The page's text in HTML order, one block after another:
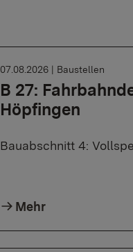
B 27:
Höpfingen
07.08.2026 | Baustellen
Bauabschnitt 4:
Mehr